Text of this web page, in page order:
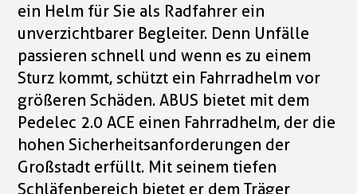
ein Helm für Sie als Radfahrer ein
unverzichtbarer Begleiter. Denn Unfälle
passieren schnell und wenn es zu einem
Sturz kommt, schützt ein Fahrradhelm vor
größeren Schäden. ABUS bietet mit dem
Pedelec 2.0 ACE einen Fahrradhelm, der die
hohen Sicherheitsanforderungen der
Großstadt erfüllt. Mit seinem tiefen
Schläfenbereich bietet er dem Träger